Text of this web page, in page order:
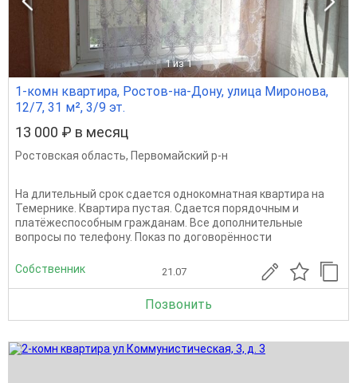
1 из 1
1-комн квартира, Ростов-на-Дону, улица Миронова,
12/7, 31 м², 3/9 эт.
13 000 ₽ в месяц
Ростовская область, Первомайский р-н
На длительный срок сдается однокомнатная квартира на
Темернике. Квартира пустая. Сдается порядочным и
платёжеспособным гражданам. Все дополнительные
вопросы по телефону. Показ по договорённости
Собственник 21.07
Позвонить